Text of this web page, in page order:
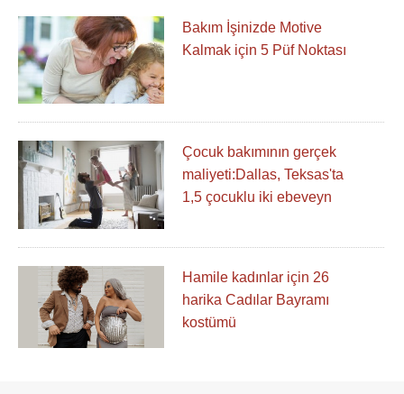
Bakım İşinizde Motive
Kalmak için 5 Püf Noktası
Çocuk bakımının gerçek
maliyeti:Dallas, Teksas'ta
1,5 çocuklu iki ebeveyn
Hamile kadınlar için 26
harika Cadılar Bayramı
kostümü